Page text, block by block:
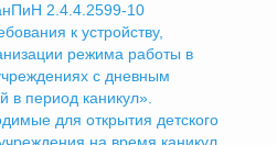
2.4.4.2599-10
к устройству,
режима работы в
с дневным
в период каникул».
для открытия детского